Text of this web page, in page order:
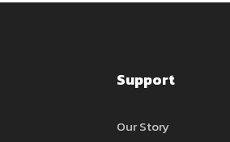
Support
Our Story